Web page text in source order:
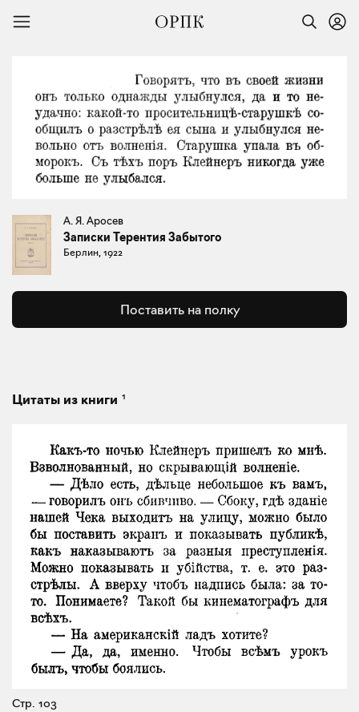
А. Я. Аросев
Записки Терентия Забытого
Берлин, 1922
Поставить на полку
Цитаты из книги 1
Стр. 103